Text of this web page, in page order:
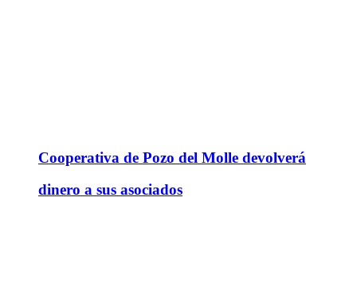
Cooperativa de Pozo del Molle devolverá
dinero a sus asociados